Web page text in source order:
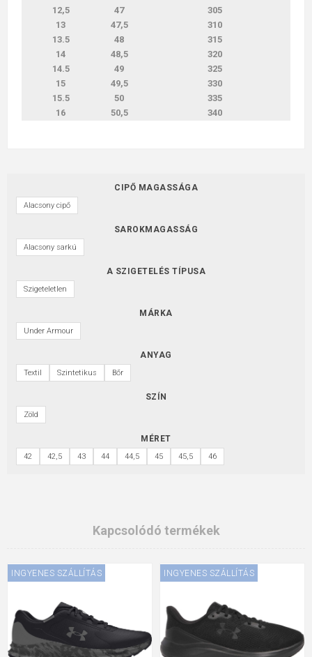
12,5
47
305
13
47,5
310
13.5
48
315
14
48,5
320
14.5
49
325
15
49,5
330
15.5
50
335
16
50,5 340
CIPŐ MAGASSÁGA
Alacsony cipő
SAROKMAGASSÁG
Alacsony sarkú
A SZIGETELÉS TÍPUSA
Szigeteletlen
MÁRKA
Under Armour
ANYAG
Textil Szintetikus Bőr
SZÍN
Zöld
MÉRET
42 42,5 43 44 44,5 45 45,5 46
Kapcsolódó termékek
INGYENES SZÁLLÍTÁS INGYENES SZÁLLÍTÁS